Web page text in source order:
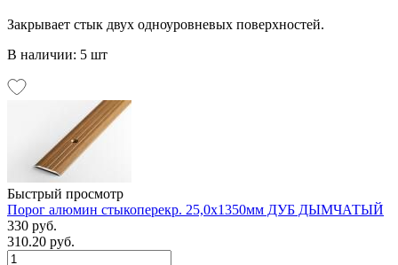
Закрывает стык двух одноуровневых поверхностей.
В наличии: 5 шт
Быстрый просмотр
Порог алюмин стыкоперекр. 25,0х1350мм ДУБ ДЫМЧАТЫЙ
330 руб.
310.20 руб.